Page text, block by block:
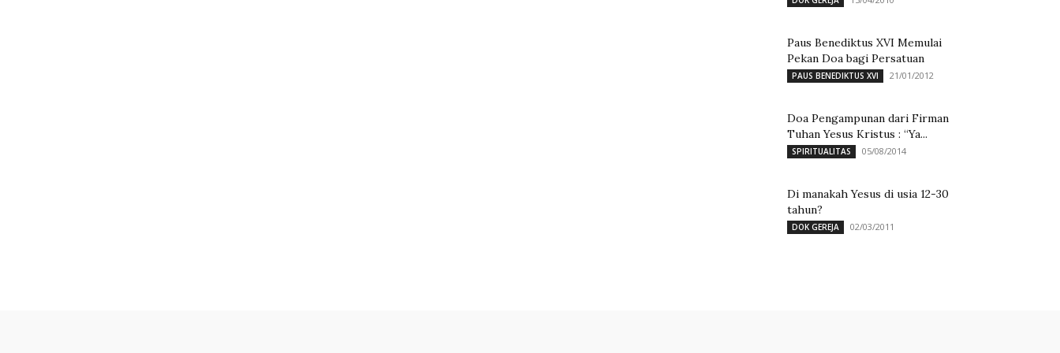
Paus Benediktus XVI Memulai
Pekan Doa bagi Persatuan
PAUS BENEDIKTUS XVI 21/01/2012
Doa Pengampunan dari Firman
Tuhan Yesus Kristus : “Ya...
SPIRITUALITAS 05/08/2014
Di manakah Yesus di usia 12-30
tahun?
DOK GEREJA 02/03/2011